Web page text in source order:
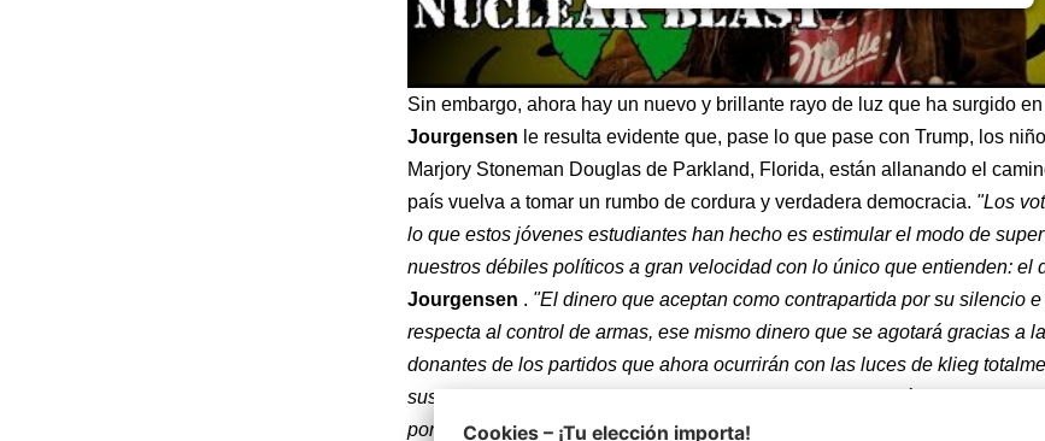
Sin embargo, ahora hay un nuevo y brillante rayo de luz que ha surgido
Jourgensen le resulta evidente que, pase lo que pase con Trump, los
Marjory Stoneman Douglas de Parkland, Florida, están allanando el
país vuelva a tomar un rumbo de cordura y verdadera democracia. "Los
lo que estos jóvenes estudiantes han hecho es estimular el modo de
nuestros débiles políticos a gran velocidad con lo único que entienden: el
Jourgensen . "El dinero que aceptan como contrapartida por su silencio
respecta al control de armas, ese mismo dinero que se agotará gracias a
donantes de los partidos que ahora ocurrirán con las luces de klieg
sus accionistas corporativos. "Apoyamos plenamente las tácticas
porque ELLOS son los que REALMENTE harán que Estados Unidos